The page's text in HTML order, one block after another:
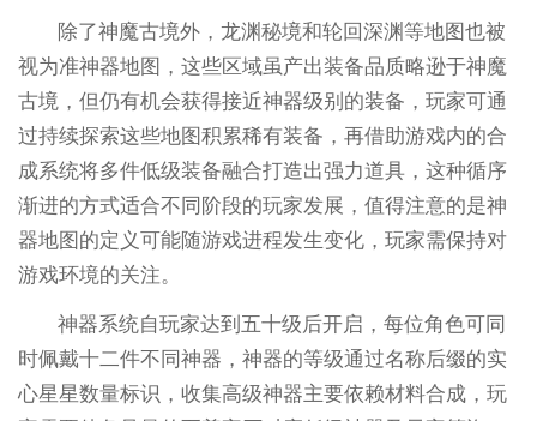
除了神魔古境外，龙渊秘境和轮回深渊等地图也被
视为准神器地图，这些区域虽产出装备品质略逊于神魔
古境，但仍有机会获得接近神器级别的装备，玩家可通
过持续探索这些地图积累稀有装备，再借助游戏内的合
成系统将多件低级装备融合打造出强力道具，这种循序
渐进的方式适合不同阶段的玩家发展，值得注意的是神
器地图的定义可能随游戏进程发生变化，玩家需保持对
游戏环境的关注。
神器系统自玩家达到五十级后开启，每位角色可同
时佩戴十二件不同神器，神器的等级通过名称后缀的实
心星星数量标识，收集高级神器主要依赖材料合成，玩